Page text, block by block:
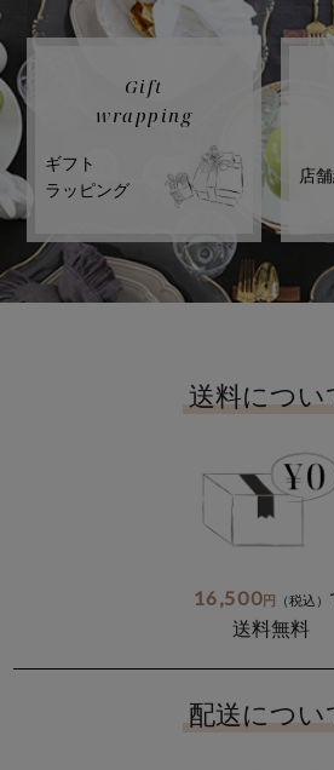
Gift
wrapping
ギフト
ラッピング
店
送料につい
16,500円 （税込）
送料無料
配送につい